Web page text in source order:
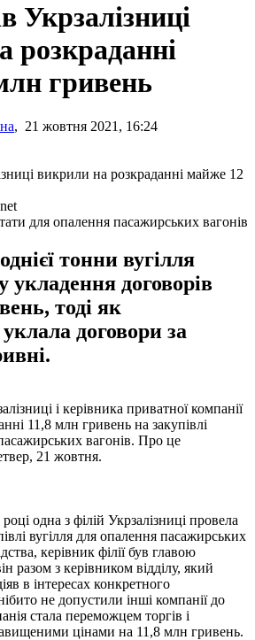
Укрзалізниці
розкраданні
гривень
, 21 жовтня 2021, 16:24
для опалення пасажирських вагонів
тонни вугілля
укладення договорів
тоді як
договори за
і керівника приватної компанії
11,8 млн гривень на закупівлі
вагонів. Про це
21 жовтня.
одна з філій Укрзалізниці провела
вугілля для опалення пасажирських
керівник філії був главою
разом з керівником відділу, який
в інтересах конкретного
не допустили інші компанії до
стала переможцем торгів і
цінами на 11,8 млн гривень.